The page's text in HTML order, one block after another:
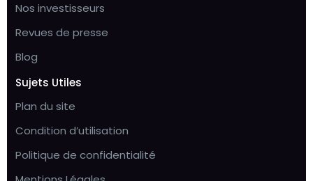
Nos investisseurs
Revues de presse
Blog
Sujets Utiles
Plan du site
Condition d’utilisation
Politique de confidentialité